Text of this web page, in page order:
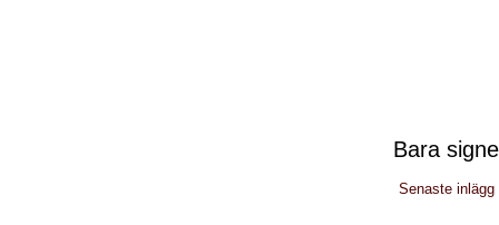
Bara
Senaste inlägg